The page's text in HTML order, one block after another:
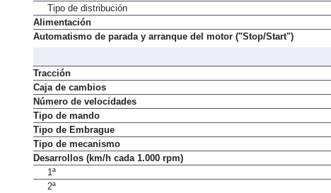
Tipo de distribución
Alimentación
Automatismo de parada y arranque del motor ("Stop/Start")
Tracción
Caja de cambios
Número de velocidades
Tipo de mando
Tipo de Embrague
Tipo de mecanismo
Desarrollos (km/h cada 1.000 rpm)
1ª
2ª